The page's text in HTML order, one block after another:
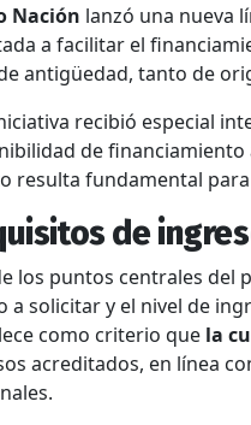
Nación lanzó una nueva
a facilitar el
antigüedad, tanto de
recibió especial
de financiamiento
resulta fundamental
de
los puntos centrales del
a solicitar y el nivel de
como criterio que la
acreditados, en línea